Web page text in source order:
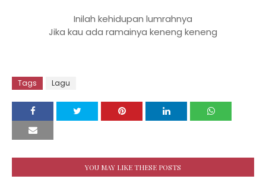
Inilah kehidupan lumrahnya
Jika kau ada ramainya keneng keneng
Tags Lagu
YOU MAY LIKE THESE POSTS